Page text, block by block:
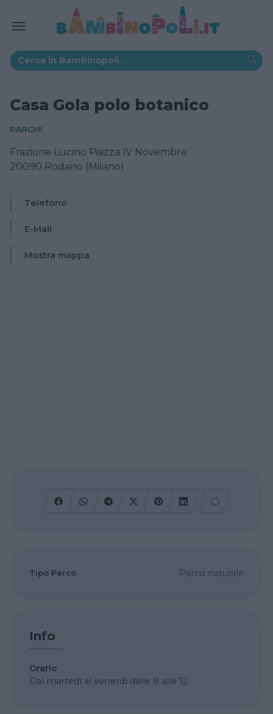
Casa Gola polo botanico
PARCHI
Frazione Lucino Piazza IV Novembre
20090 Rodano (Milano)
Telefono
E-Mail
Mostra mappa
Tipo Parco Parco naturale
Info
Orario
Dal martedì al venerdì dalle 9 alle 12